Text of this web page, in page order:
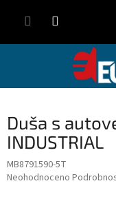
Duša s
INDUSTRIAL
MB8791590-5T
Průměrné
Neohodnoceno